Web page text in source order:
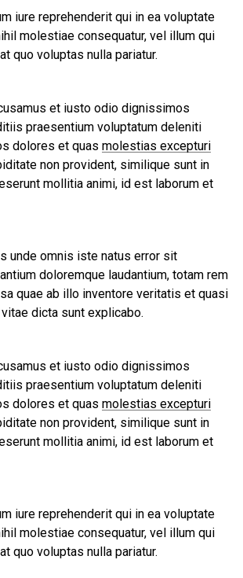
iure reprehenderit qui in ea voluptate
molestiae consequatur, vel illum qui
quo voluptas nulla pariatur.
et iusto odio dignissimos
praesentium voluptatum deleniti
dolores et quas molestias excepturi
non provident, similique sunt in
mollitia animi, id est laborum et
unde omnis iste natus error sit
doloremque laudantium, totam rem
quae ab illo inventore veritatis et quasi
dicta sunt explicabo.
et iusto odio dignissimos
praesentium voluptatum deleniti
dolores et quas molestias excepturi
non provident, similique sunt in
mollitia animi, id est laborum et
iure reprehenderit qui in ea voluptate
molestiae consequatur, vel illum qui
quo voluptas nulla pariatur.